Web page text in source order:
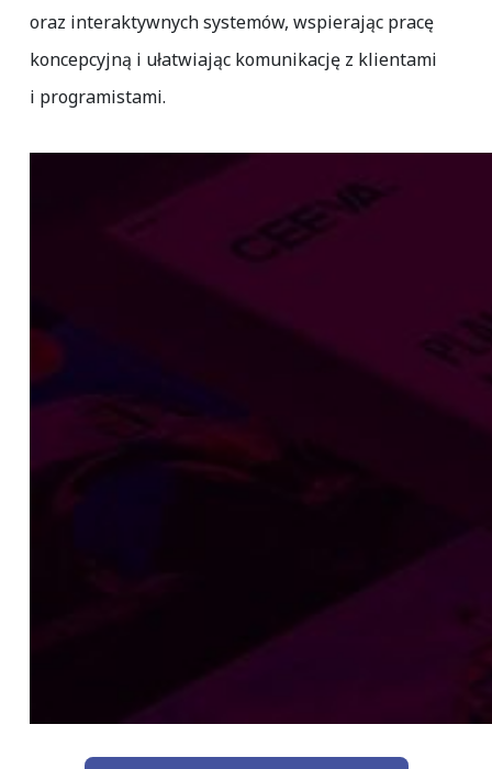
oraz interaktywnych systemów, wspierając pracę
koncepcyjną i ułatwiając komunikację z klientami
i programistami.